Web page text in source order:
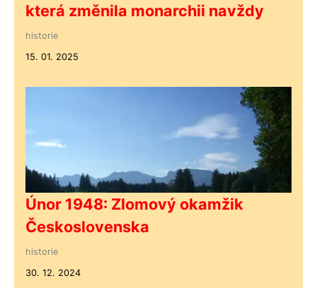
která změnila monarchii navždy
historie
15. 01. 2025
Únor 1948: Zlomový okamžik
Československa
historie
30. 12. 2024